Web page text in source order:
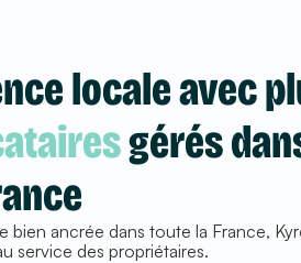
locale avec
gérés
bien ancrée dans toute la France,
service des propriétaires.